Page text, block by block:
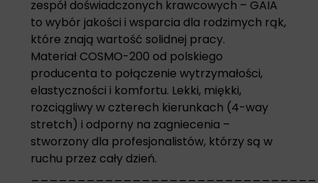
zespół doświadczonych krawcowych – GAIA
to wybór jakości i wsparcia dla rodzimych rąk,
które znają wartość solidnej pracy.
Materiał COSMO-200 od polskiego
producenta to połączenie wytrzymałości,
elastyczności i komfortu. Lekki, miękki,
rozciągliwy w czterech kierunkach (4-way
stretch) i odporny na zagniecenia –
stworzony dla profesjonalistów, którzy są w
ruchu przez cały dzień.